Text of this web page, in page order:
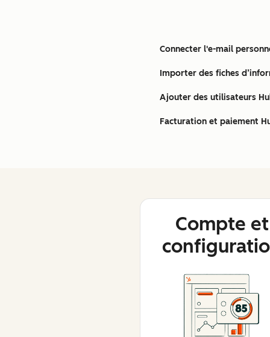
Connecter l'e-mail
Importer des fiches
Ajouter des utilisateurs
Facturation et paiement
Compte et